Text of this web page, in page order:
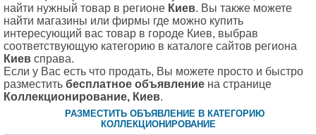
найти нужный товар в регионе Киев. Вы также можете
найти магазины или фирмы где можно купить
интересующий вас товар в городе Киев, выбрав
соответствующую категорию в каталоге сайтов региона
Киев справа.
Если у Вас есть что продать, Вы можете просто и быстро
разместить бесплатное объявление на странице
Коллекционирование, Киев.
РАЗМЕСТИТЬ ОБЪЯВЛЕНИЕ В КАТЕГОРИЮ
КОЛЛЕКЦИОНИРОВАНИЕ